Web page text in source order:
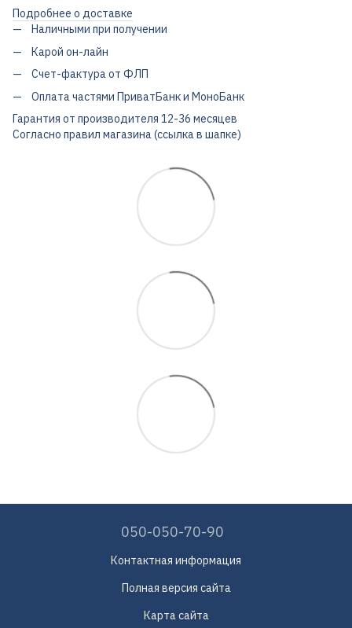
Подробнее о доставке
Наличными при получении
Карой он-лайн
Счет-фактура от ФЛП
Оплата частями ПриватБанк и МоноБанк
Гарантия от производителя 12-36 месяцев
Согласно правил магазина (ссылка в шапке)
050-050-70-90
Контактная информация
Полная версия сайта
Карта сайта